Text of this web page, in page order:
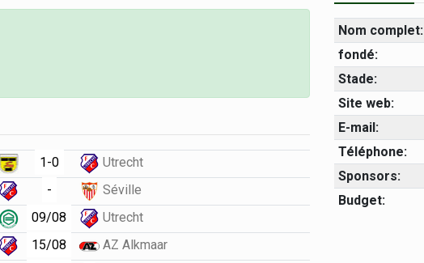
1-0
Utrecht
-
Séville
09/08
Utrecht
15/08
AZ Alkmaar
Nom complet:
fondé:
Stade:
Site web:
E-mail:
Téléphone:
Sponsors:
Budget: